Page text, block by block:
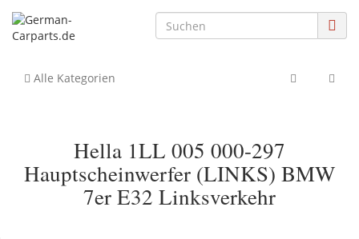
Alle Kategorien
Hella 1LL 005 000-297
Hauptscheinwerfer (LINKS) BMW
7er E32 Linksverkehr